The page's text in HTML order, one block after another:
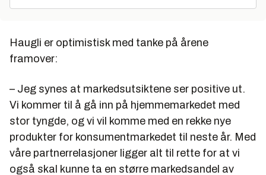
Haugli er optimistisk med tanke på årene
framover:
– Jeg synes at markedsutsiktene ser positive ut.
Vi kommer til å gå inn på hjemmemarkedet med
stor tyngde, og vi vil komme med en rekke nye
produkter for konsumentmarkedet til neste år. Med
våre partnerrelasjoner ligger alt til rette for at vi
også skal kunne ta en større markedsandel av